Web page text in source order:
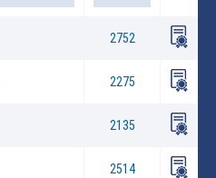
2752
2275
2135
2514